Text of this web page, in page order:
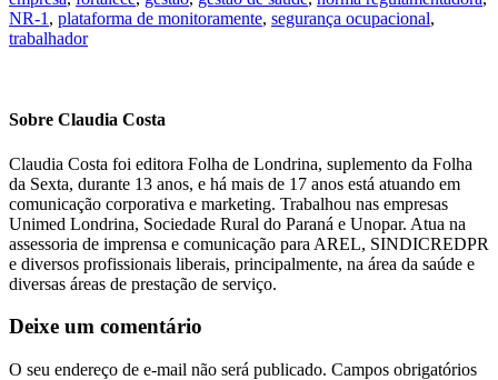
NR-1 , plataforma de monitoramente, segurança ocupacional,
trabalhador
Sobre Claudia Costa
Claudia Costa foi editora Folha de Londrina, suplemento da Folha
da Sexta, durante 13 anos, e há mais de 17 anos está atuando em
comunicação corporativa e marketing. Trabalhou nas empresas
Unimed Londrina, Sociedade Rural do Paraná e Unopar. Atua na
assessoria de imprensa e comunicação para AREL, SINDICREDPR
e diversos profissionais liberais, principalmente, na área da saúde e
diversas áreas de prestação de serviço.
Reader
Deixe um comentário
O seu endereço de e-mail não será publicado. Campos obrigatórios